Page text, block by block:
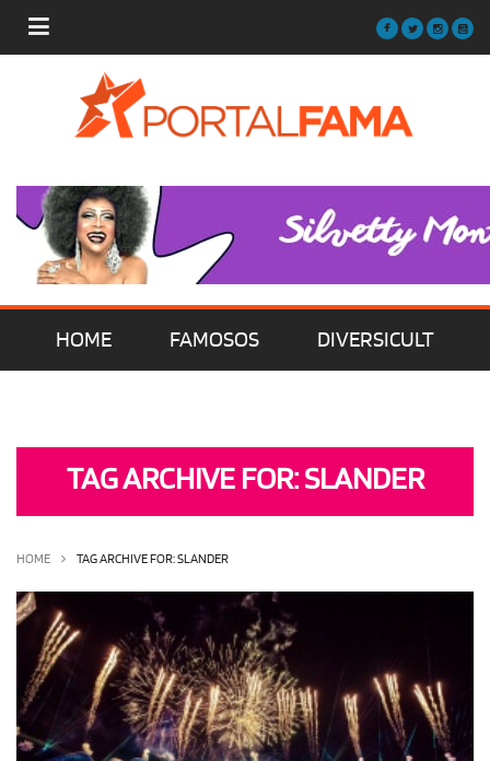
HOME FAMOSOS DIVERSICULT
OLHA ISSO! EU QUERO!
TAG ARCHIVE FOR: SLANDER
HOME TAG ARCHIVE FOR: SLANDER